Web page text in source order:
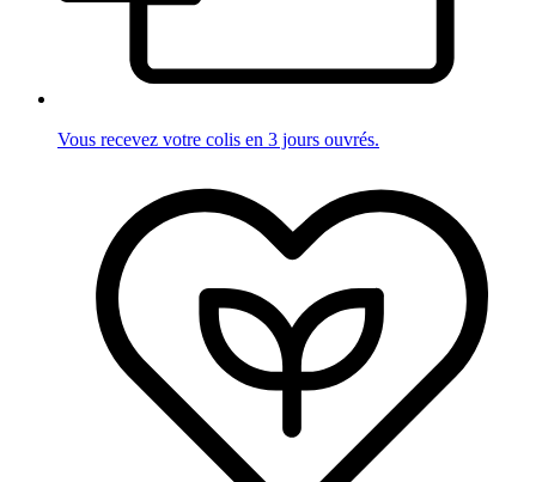
Vous recevez votre colis en 3 jours ouvrés.